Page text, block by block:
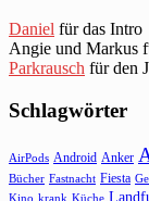
Daniel für das Intro
Angie und Markus
Parkrausch für den
Schlagwörter
AirPods Android Anker
Bücher Fastnacht Fiesta
Kino krank Küche